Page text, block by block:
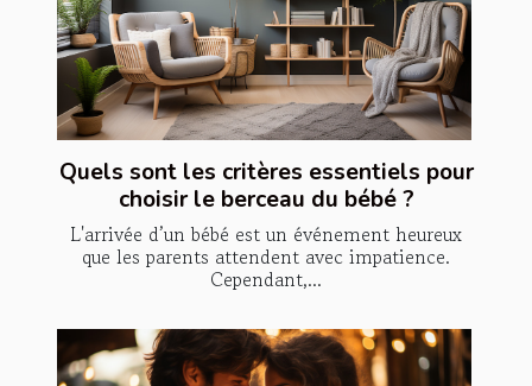
Quels sont les critères essentiels pour
choisir le berceau du bébé ?
L'arrivée d’un bébé est un événement heureux
que les parents attendent avec impatience.
Cependant,...